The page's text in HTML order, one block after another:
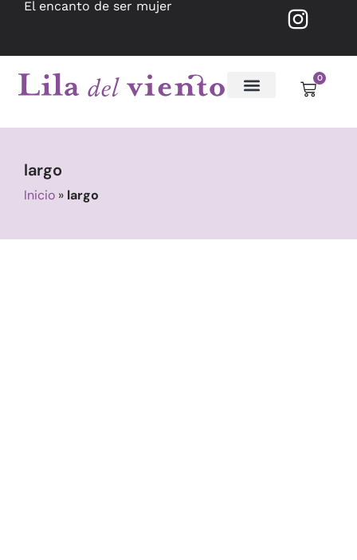
El encanto de ser mujer
0
largo
Inicio » largo